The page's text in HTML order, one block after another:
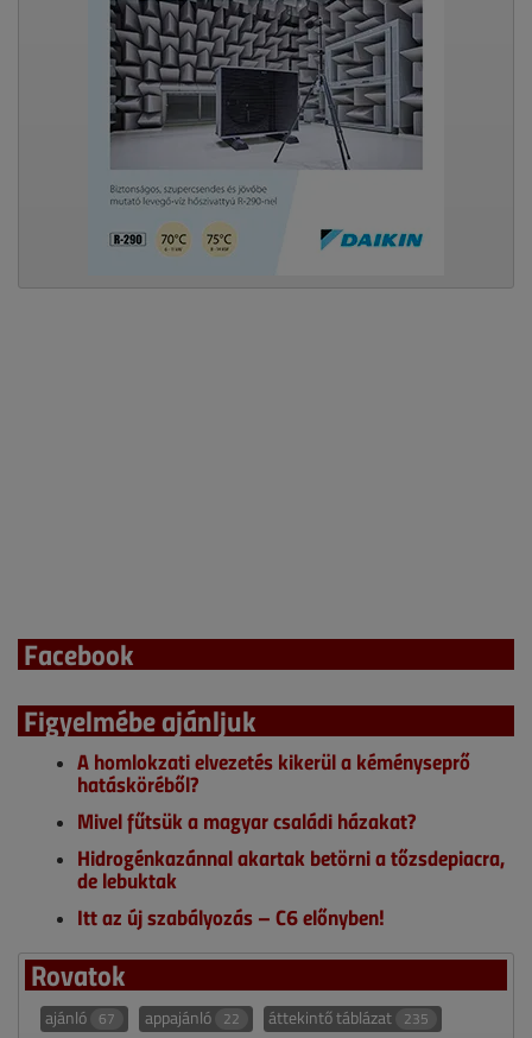
Facebook
Figyelmébe ajánljuk
A homlokzati elvezetés kikerül a kéményseprő
hatásköréből?
Mivel fűtsük a magyar családi házakat?
Hidrogénkazánnal akartak betörni a tőzsdepiacra,
de lebuktak
Itt az új szabályozás – C6 előnyben!
Rovatok
ajánló 67 appajánló 22 áttekintő táblázat 235